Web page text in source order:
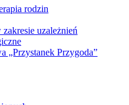
rodzin
uzależnień
„Przystanek Przygoda”